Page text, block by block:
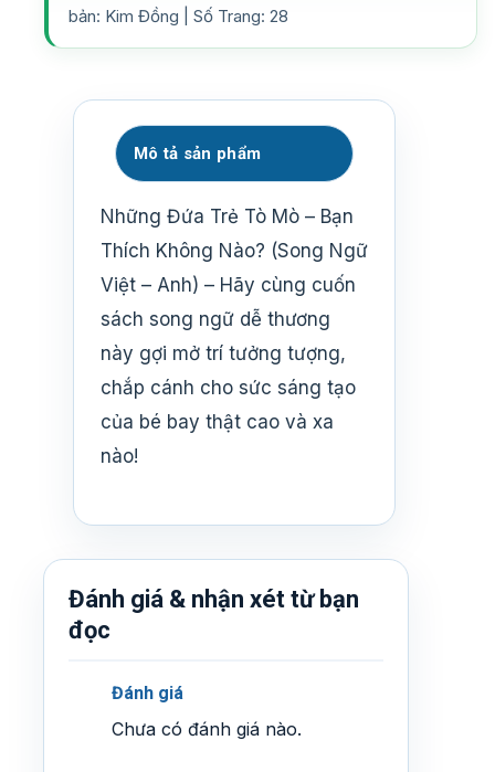
bản: Kim Đồng | Số Trang: 28
Mô tả sản phẩm
Những Đứa Trẻ Tò Mò – Bạn
Thích Không Nào? (Song Ngữ
Việt – Anh) – Hãy cùng cuốn
sách song ngữ dễ thương
này gợi mở trí tưởng tượng,
chắp cánh cho sức sáng tạo
của bé bay thật cao và xa
nào!
Đánh giá & nhận xét từ bạn
đọc
Đánh giá
Chưa có đánh giá nào.